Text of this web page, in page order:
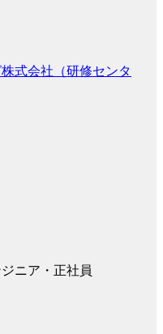
式会社（研修センタ
ニア・正社員